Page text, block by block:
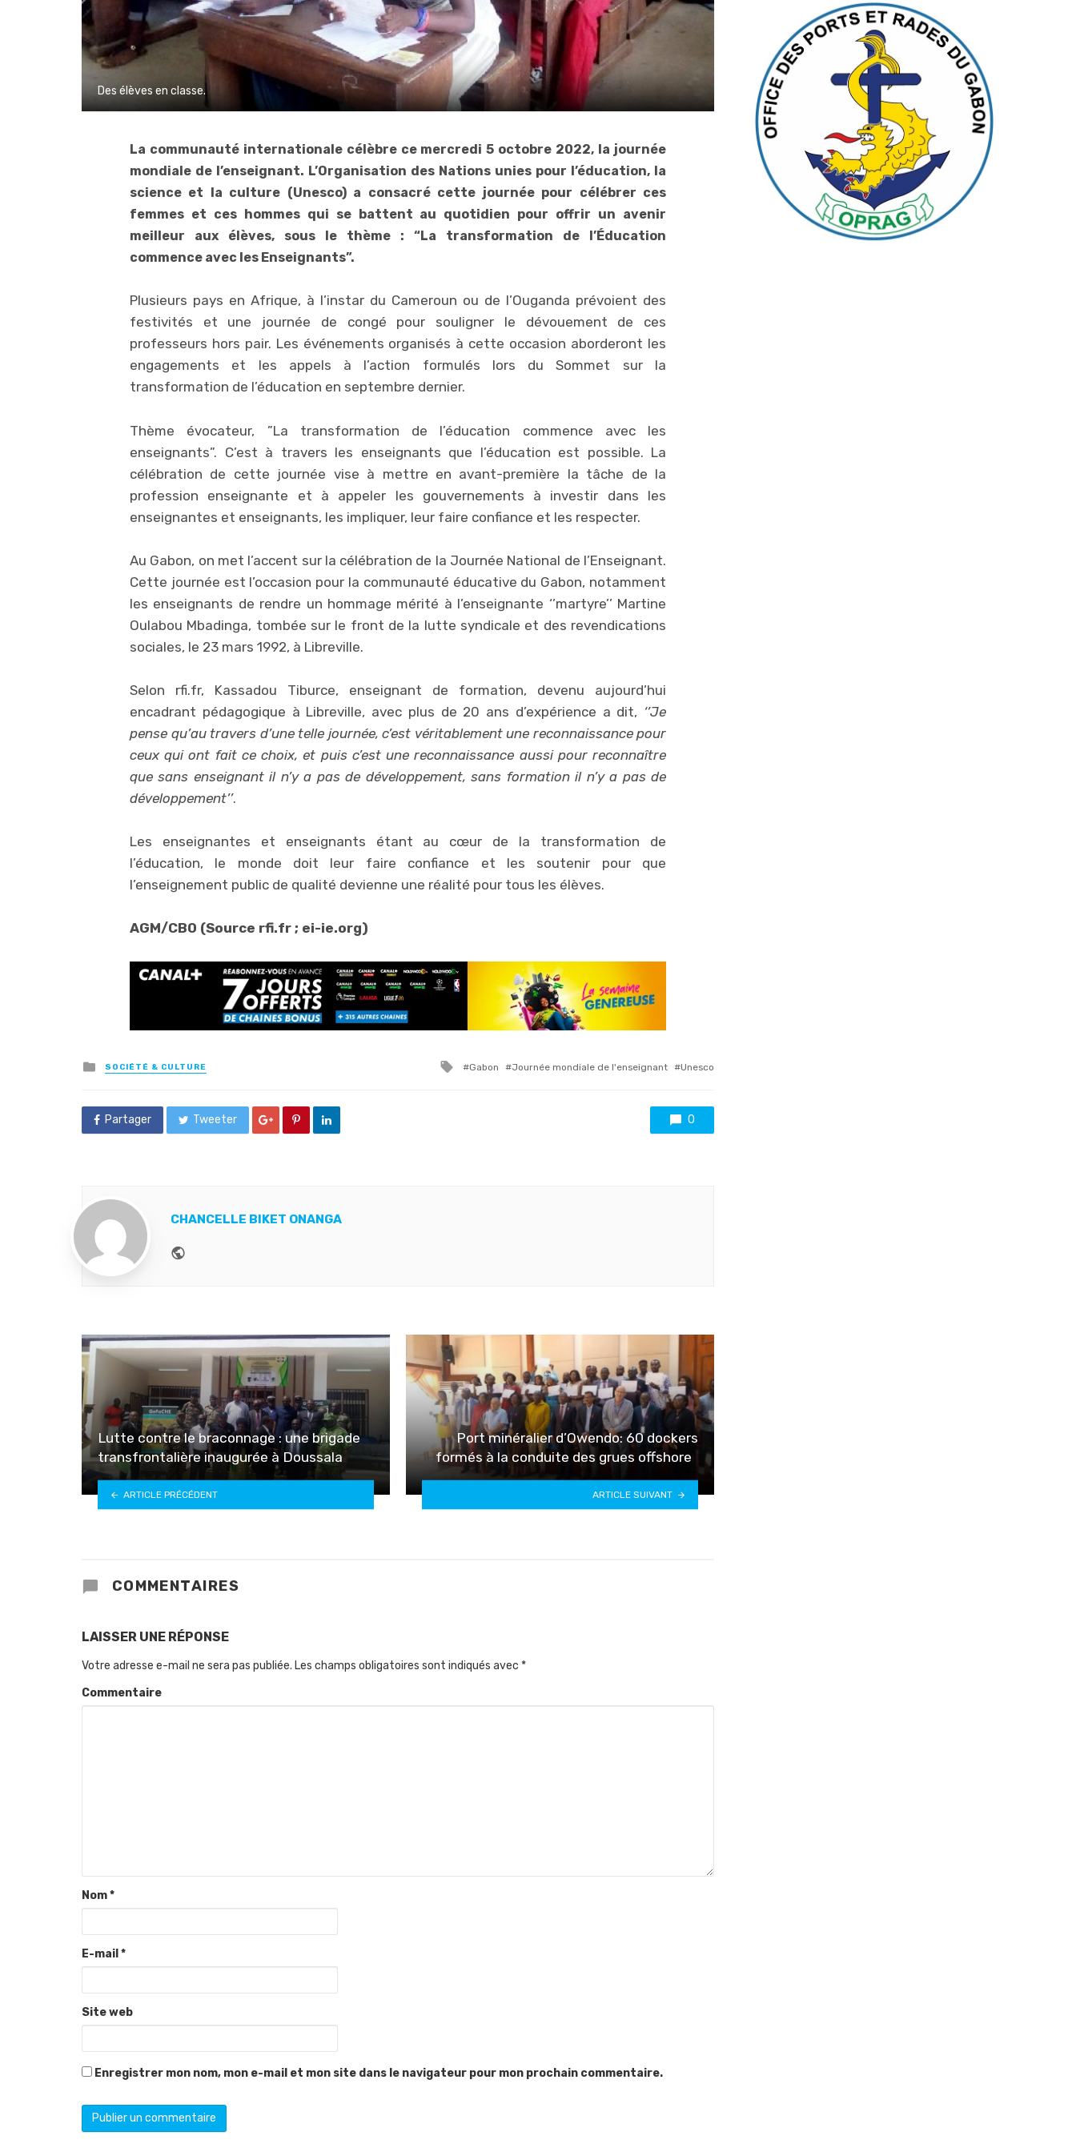
Des élèves en classe.
La communauté internationale célèbre ce mercredi 5 octobre 2022, la journée
mondiale de l’enseignant. L’Organisation des Nations unies pour l’éducation, la
science et la culture (Unesco) a consacré cette journée pour célébrer ces
femmes et ces hommes qui se battent au quotidien pour offrir un avenir
meilleur aux élèves, sous le thème : “La transformation de l’Éducation
commence avec les Enseignants”.
Plusieurs pays en Afrique, à l’instar du Cameroun ou de l’Ouganda prévoient des
festivités et une journée de congé pour souligner le dévouement de ces
professeurs hors pair. Les événements organisés à cette occasion aborderont les
engagements et les appels à l’action formulés lors du Sommet sur la
transformation de l’éducation en septembre dernier.
Thème évocateur, ”La transformation de l’éducation commence avec les
enseignants”. C’est à travers les enseignants que l’éducation est possible. La
célébration de cette journée vise à mettre en avant-première la tâche de la
profession enseignante et à appeler les gouvernements à investir dans les
enseignantes et enseignants, les impliquer, leur faire confiance et les respecter.
Au Gabon, on met l’accent sur la célébration de la Journée National de l’Enseignant.
Cette journée est l’occasion pour la communauté éducative du Gabon, notamment
les enseignants de rendre un hommage mérité à l’enseignante ‘’martyre’’ Martine
Oulabou Mbadinga, tombée sur le front de la lutte syndicale et des revendications
sociales, le 23 mars 1992, à Libreville.
Selon rfi.fr, Kassadou Tiburce, enseignant de formation, devenu aujourd’hui
encadrant pédagogique à Libreville, avec plus de 20 ans d’expérience a dit, ‘’Je
pense qu’au travers d’une telle journée, c’est véritablement une reconnaissance pour
ceux qui ont fait ce choix, et puis c’est une reconnaissance aussi pour reconnaître
que sans enseignant il n’y a pas de développement, sans formation il n’y a pas de
développement’’.
Les enseignantes et enseignants étant au cœur de la transformation de
l’éducation, le monde doit leur faire confiance et les soutenir pour que
l’enseignement public de qualité devienne une réalité pour tous les élèves.
AGM/CBO (Source rfi.fr ; ei-ie.org)
Posted
in
SOCIÉTÉ & CULTURE
Tagged
Gabon Journée mondiale de l'enseignant Unesco
Partager Tweeter 0
CHANCELLE BIKET ONANGA
Lutte contre le braconnage : une brigade
transfrontalière inaugurée à Doussala
ARTICLE PRÉCÉDENT
Port minéralier d’Owendo: 60 dockers
formés à la conduite des grues offshore
ARTICLE SUIVANT
COMMENTAIRES
LAISSER UNE RÉPONSE
Votre adresse e-mail ne sera pas publiée. Les champs obligatoires sont indiqués avec *
Commentaire
Nom*
E-mail *
Site web
Enregistrer mon nom, mon e-mail et mon site dans le navigateur pour mon prochain commentaire.